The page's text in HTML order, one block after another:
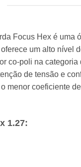
Focus Hex é uma
um alto nível
co-poli na
de tensão e
menor coeficiente
1.27: